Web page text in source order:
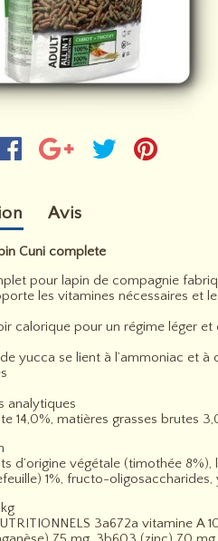
Avis
Cuni complete
pour lapin de compagnie
les vitamines nécessaires et
calorique pour un régime léger
yucca se lient à l’ammoniac et
analytiques
14,0%, matières grasses brutes
d’origine végétale (timothée
1%, fructo-
3a672a vitamine